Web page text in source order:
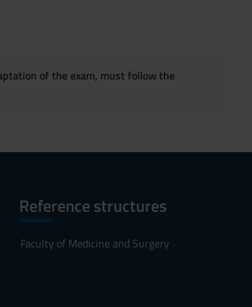
of the exam, must follow the
Reference structures
Faculty of Medicine and Surgery